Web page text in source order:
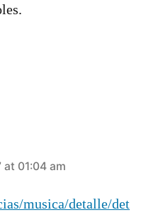
01:04 am
musica/detalle/det